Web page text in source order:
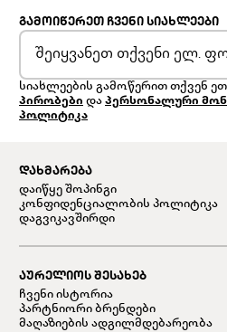
ᲓᲐᲮᲛᲐᲠᲔᲑᲐ
დაიწყე შოპინგი
კონფიდენციალობის პოლიტიკა
დაგვიკავშირდი
ᲐᲣᲠᲔᲚᲘᲝᲡ ᲨᲔᲡᲐᲮᲔᲑ
ჩვენი ისტორია
პარტნიორი ბრენდები
მაღაზიების ადგილმდებარეობა
ᲒᲐᲛᲝᲘᲬᲔᲠᲔᲗ ᲩᲕᲔᲜᲘ ᲡᲘᲐᲮᲚᲔᲔᲑᲘ
სიახლეების გამოწერით თქვენ
პირობები და პერსონალური
პოლიტიკა